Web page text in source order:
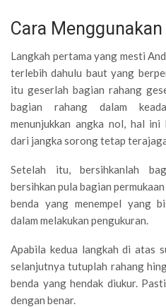
Cara
Langkah pertama yang mesti
terlebih dahulu baut yang
itu geserlah bagian rahang
bagian rahang dalam
menunjukkan angka nol, hal
dari jangka sorong tetap
Setelah itu, bersihkanlah
bersihkan pula bagian
benda yang menempel yang
dalam melakukan pengukuran.
Apabila kedua langkah di atas
selanjutnya tutuplah rahang
benda yang hendak diukur.
dengan benar.